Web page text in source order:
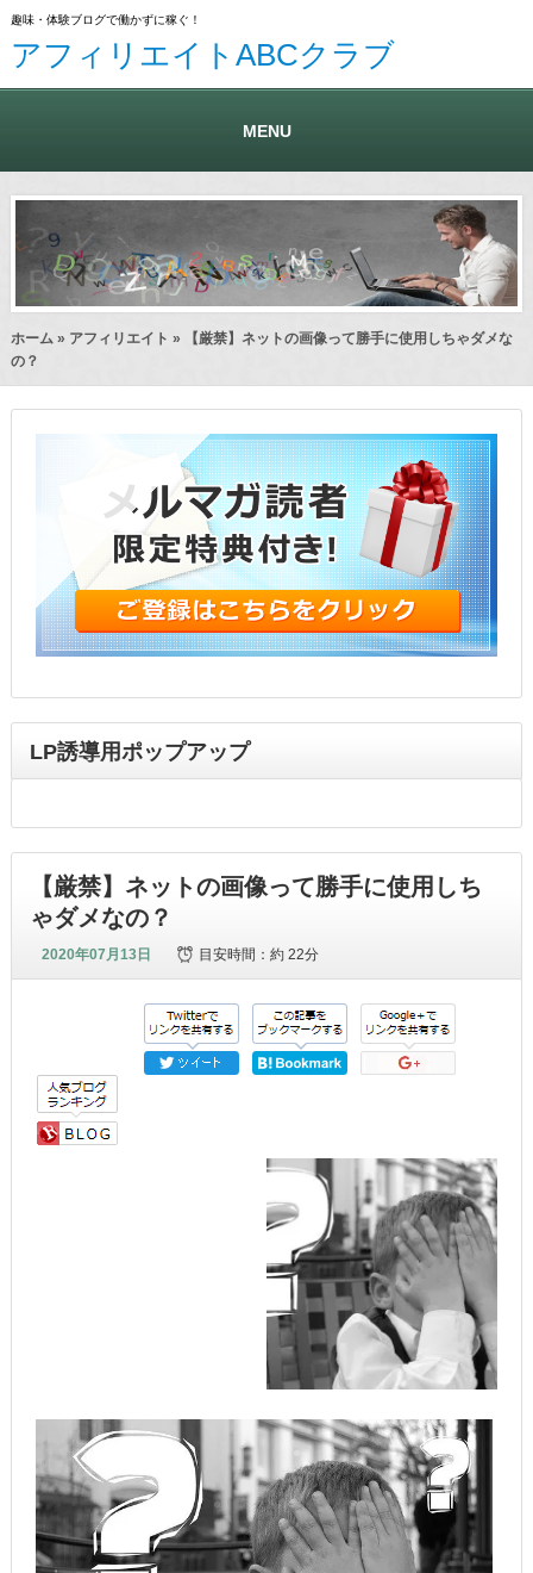
趣味・体験ブログで働かずに稼ぐ！
アフィリエイトABCクラブ
MENU
ホーム » アフィリエイト » 【厳禁】ネットの画像って勝手に使用しちゃダメな
の？
LP誘導用ポップアップ
【厳禁】ネットの画像って勝手に使用しち
ゃダメなの？
2020年07月13日 目安時間：約 22分